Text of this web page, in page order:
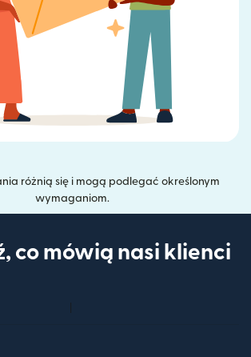
różnią się i mogą podlegać określonym
wymaganiom.
co mówią nasi klienci